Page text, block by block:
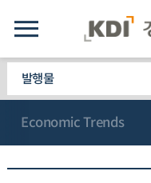
발행물
Economic Trends